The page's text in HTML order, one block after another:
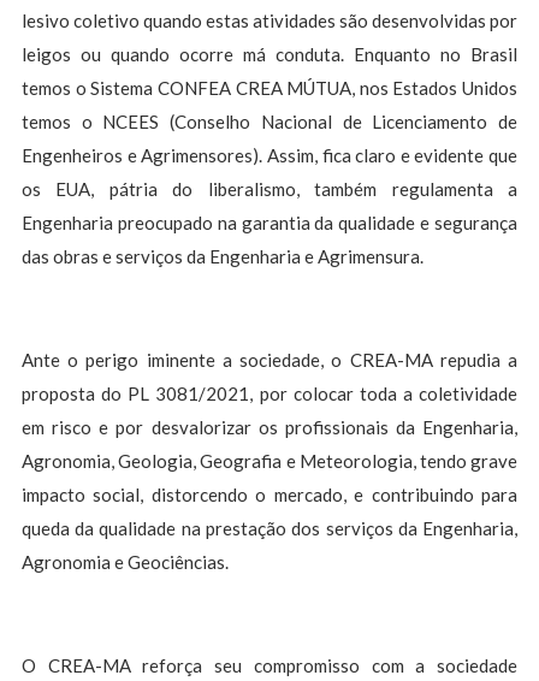
lesivo coletivo quando estas atividades são desenvolvidas por
leigos ou quando ocorre má conduta. Enquanto no Brasil
temos o Sistema CONFEA CREA MÚTUA, nos Estados Unidos
temos o NCEES (Conselho Nacional de Licenciamento de
Engenheiros e Agrimensores). Assim, fica claro e evidente que
os EUA, pátria do liberalismo, também regulamenta a
Engenharia preocupado na garantia da qualidade e segurança
das obras e serviços da Engenharia e Agrimensura.
Ante o perigo iminente a sociedade, o CREA-MA repudia a
proposta do PL 3081/2021, por colocar toda a coletividade
em risco e por desvalorizar os profissionais da Engenharia,
Agronomia, Geologia, Geografia e Meteorologia, tendo grave
impacto social, distorcendo o mercado, e contribuindo para
queda da qualidade na prestação dos serviços da Engenharia,
Agronomia e Geociências.
O CREA-MA reforça seu compromisso com a sociedade